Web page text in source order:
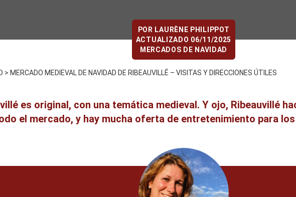
POR LAURÈNE PHILIPPOT
ACTUALIZADO 06/11/2025
MERCADOS DE NAVIDAD
> MERCADO MEDIEVAL DE NAVIDAD DE RIBEAUVILLÉ – VISITAS Y DIRECCIONES ÚTILES
es original, con una temática medieval. Y ojo, Ribeauvillé
el mercado, y hay mucha oferta de entretenimiento para